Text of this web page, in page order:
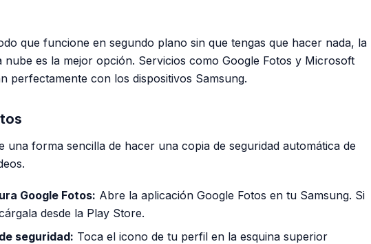
que funcione en segundo plano sin que tengas que hacer nada, la
nube es la mejor opción. Servicios como Google Fotos y Microsoft
perfectamente con los dispositivos Samsung.
una forma sencilla de hacer una copia de seguridad automática de
Google Fotos: Abre la aplicación Google Fotos en tu Samsung. Si
desde la Play Store.
seguridad: Toca el icono de tu perfil en la esquina superior